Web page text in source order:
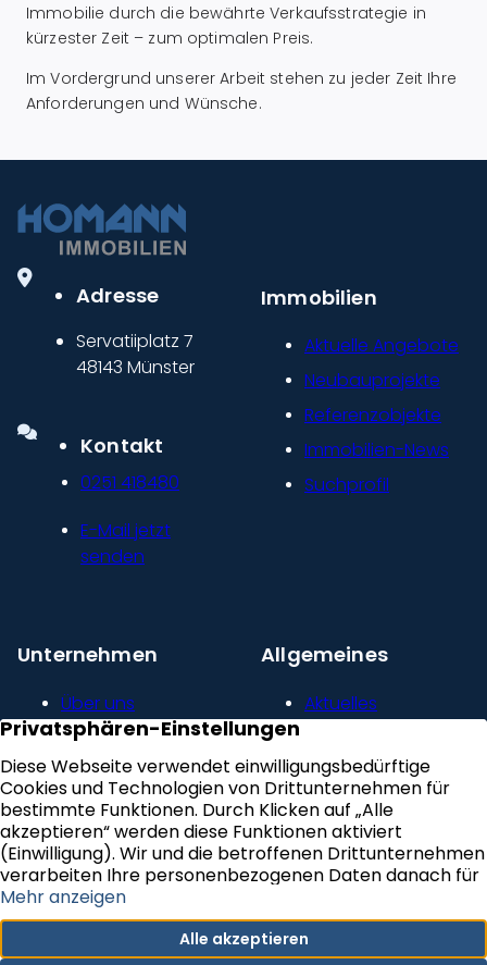
Immobilie durch die bewährte Verkaufsstrategie in
kürzester Zeit – zum optimalen Preis.
Im Vordergrund unserer Arbeit stehen zu jeder Zeit Ihre
Anforderungen und Wünsche.
Adresse
Servatiiplatz 7
48143 Münster
Kontakt
0251 418480
E-Mail jetzt
senden
Immobilien
Aktuelle Angebote
Neubauprojekte
Referenzobjekte
Immobilien-News
Suchprofil
Unternehmen
Über uns
Unser Leitbild
Presse und
Newsroom
Kundenstimmen
Karriere
Allgemeines
Aktuelles
Impressum
Datenschutz
Erklärung zur
Barrierefreiheit